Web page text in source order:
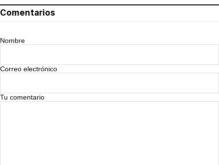
Comentarios
Nombre
Correo electrónico
Tu comentario